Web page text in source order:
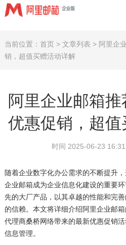
当前位置： 首页> 文章列表 > 阿里企
销，超值买赠活动详解
阿里企业邮箱
优惠促销，超
时间 2025-06-23 16:31
随着企业数字化办公需求的不断提升
企业邮箱成为企业信息化建设的重要
先的大厂产品，以其卓越的性能和完
的信赖。本文将详细介绍阿里企业邮
代理商桑桥网络带来的最新优惠促销
信息管理。